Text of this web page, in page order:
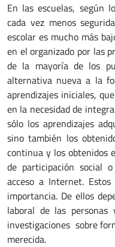
En las escuelas, según
cada vez menos
escolar es mucho más
en el organizado por las
de la mayoría de los
alternativa nueva a la
aprendizajes iniciales,
en la necesidad de
sólo los aprendizajes
sino también los
continua y los obtenidos
de participación social
acceso a Internet.
importancia. De ellos
laboral de las
investigaciones sobre
merecida.